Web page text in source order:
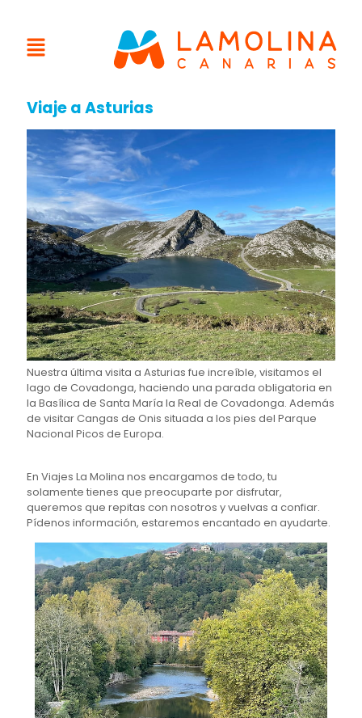
Viaje a Asturias
Nuestra última visita a Asturias fue increíble, visitamos el
lago de Covadonga, haciendo una parada obligatoria en
la Basílica de Santa María la Real de Covadonga. Además
de visitar Cangas de Onis situada a los pies del Parque
Nacional Picos de Europa.
En Viajes La Molina nos encargamos de todo, tu
solamente tienes que preocuparte por disfrutar,
queremos que repitas con nosotros y vuelvas a confiar.
Pídenos información, estaremos encantado en ayudarte.